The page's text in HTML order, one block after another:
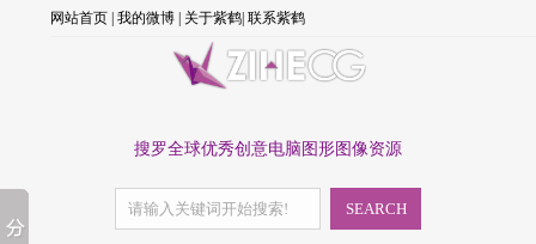
网站首页 我的微博 关于紫鹤 联系紫鹤
搜罗全球优秀创意电脑图形图像资源
SEARCH